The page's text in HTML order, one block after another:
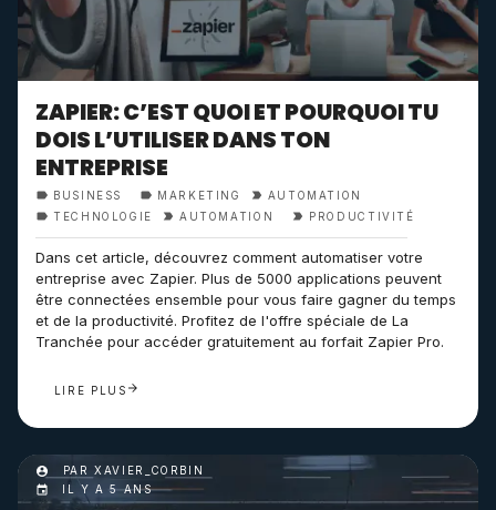
ZAPIER: C’EST QUOI ET POURQUOI TU
DOIS L’UTILISER DANS TON
ENTREPRISE
BUSINESS MARKETING
AUTOMATION
TECHNOLOGIE
AUTOMATION PRODUCTIVITÉ
Dans cet article, découvrez comment automatiser votre
entreprise avec Zapier. Plus de 5000 applications peuvent
être connectées ensemble pour vous faire gagner du temps
et de la productivité. Profitez de l'offre spéciale de La
Tranchée pour accéder gratuitement au forfait Zapier Pro.
LIRE PLUS
PAR XAVIER_CORBIN
IL Y A 5 ANS